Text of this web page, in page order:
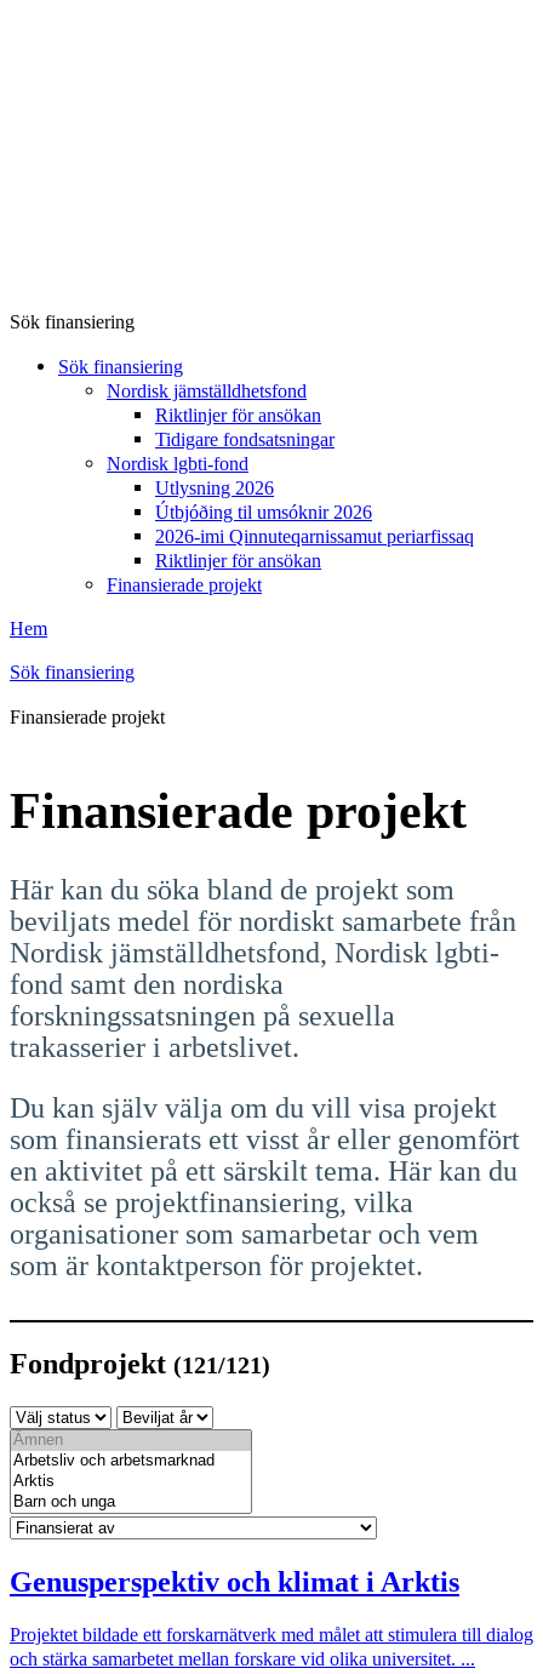
Sök finansiering
Sök finansiering
Nordisk jämställdhetsfond
Riktlinjer för ansökan
Tidigare fondsatsningar
Nordisk lgbti-fond
Utlysning 2026
Útbjóðing til umsóknir 2026
2026-imi Qinnuteqarnissamut periarfissaq
Riktlinjer för ansökan
Finansierade projekt
Hem
Sök finansiering
Finansierade projekt
Finansierade projekt
Här kan du söka bland de projekt som
beviljats medel för nordiskt samarbete från
Nordisk jämställdhetsfond, Nordisk lgbti-
fond samt den nordiska
forskningssatsningen på sexuella
trakasserier i arbetslivet.
Du kan själv välja om du vill visa projekt
som finansierats ett visst år eller genomfört
en aktivitet på ett särskilt tema. Här kan du
också se projektfinansiering, vilka
organisationer som samarbetar och vem
som är kontaktperson för projektet.
Fondprojekt (121/121)
Genusperspektiv och klimat i Arktis
Projektet bildade ett forskarnätverk med målet att stimulera till dialog
och stärka samarbetet mellan forskare vid olika universitet. ...